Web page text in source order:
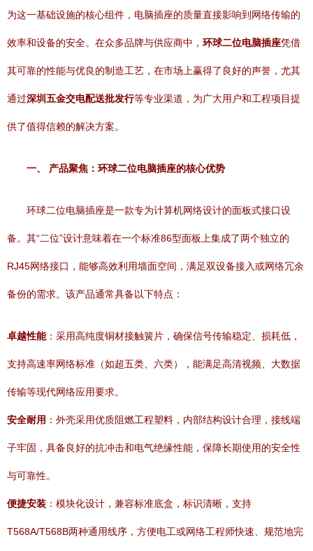
为这一基础设施的核心组件，电脑插座的质量直接影响到网络传输的
效率和设备的安全。在众多品牌与供应商中， 环球二位电脑插座凭借
其可靠的性能与优良的制造工艺，在市场上赢得了良好的声誉，尤其
通过深圳五金交电配送批发行等专业渠道，为广大用户和工程项目提
供了值得信赖的解决方案。
一、 产品聚焦：环球二位电脑插座的核心优势
环球二位电脑插座是一款专为计算机网络设计的面板式接口设
备。其“二位”设计意味着在一个标准86型面板上集成了两个独立的
RJ45网络接口，能够高效利用墙面空间，满足双设备接入或网络冗余
备份的需求。该产品通常具备以下特点：
卓越性能：采用高纯度铜材接触簧片，确保信号传输稳定、损耗低，
支持高速率网络标准（如超五类、六类），能满足高清视频、大数据
传输等现代网络应用要求。
安全耐用 ：外壳采用优质阻燃工程塑料，内部结构设计合理，接线端
子牢固，具备良好的抗冲击和电气绝缘性能，保障长期使用的安全性
与可靠性。
便捷安装 ：模块化设计，兼容标准底盒，标识清晰，支持
T568A/T568B两种通用线序，方便电工或网络工程师快速、规范地完